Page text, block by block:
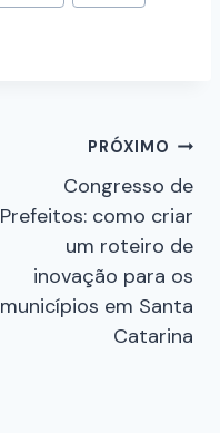
PRÓXIMO
Congresso de
Prefeitos: como criar
um roteiro de
inovação para os
municípios em Santa
Catarina